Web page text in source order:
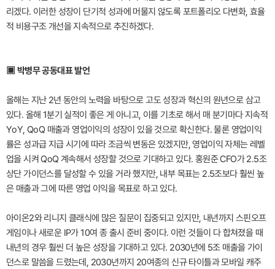
리겠다. 이러한 성장이 단기적 성과에 머물지 않도록 포트폴리오 다변화, 효율
적 비용구조 개선을 지속적으로 추진하겠다.
▣ 박병무 공동대표 발언
올해는 지난 2년 동안의 노력을 바탕으로 고도 성장과 혁신의 원년으로 삼고
있다. 올해 1분기 실적이 좋은 게 아니고, 이를 기초로 해서 매 분기마다 지속적
YoY, QoQ 매출과 영업이익의 성장이 있을 것으로 확신한다. 물론 영업이익
률은 성과급 지급 시기에 따라 조금씩 변동은 있겠지만, 영업이익 자체는 레벨
업을 시켜 QoQ 계속해서 성장할 것으로 기대하고 있다. 홍원준 CFO가 2.5조
상단 가이던스를 달성할 수 있을 거라 했지만, 내부 목표는 2.5조보다 훨씬 높
은 매출과 그에 따른 영업 이익을 목표로 하고 있다.
아이온2와 리니지 클래식에 많은 질문이 집중되고 있지만, 내년까지 스핀오프
게임이나 새로운 IP가 10여 종 출시 준비 중이다. 이런 것들이 다 합쳐졌을 때
내년의 경우 훨씬 더 높은 성장을 기대하고 있다. 2030년에 5조 매출을 가이
던스로 말씀을 드렸는데, 2030년까지 20여종의 신규 타이틀과 모바일 캐주